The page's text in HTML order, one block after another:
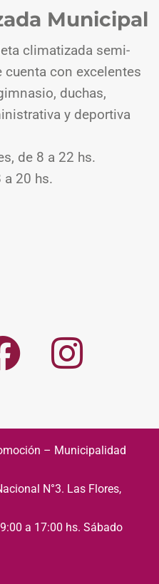
Municipal
climatizada semi-
con excelentes
duchas,
y deportiva
de 8 a 22 hs.
a 20 hs.
– Municipalidad
N°3. Las Flores,
a 17:00 hs. Sábado